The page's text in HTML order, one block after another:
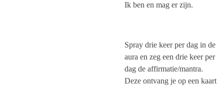
Ik ben en mag er zijn.
Spray drie keer per dag in de
aura en zeg een drie keer per
dag de affirmatie/mantra.
Deze ontvang je op een kaart